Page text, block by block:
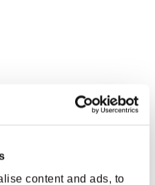
content and ads, to